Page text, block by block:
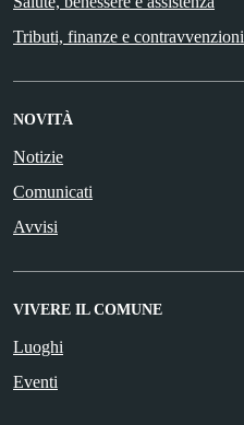
Tributi, finanze e contravvenzioni
NOVITÀ
Notizie
Comunicati
Avvisi
VIVERE IL COMUNE
Luoghi
Eventi